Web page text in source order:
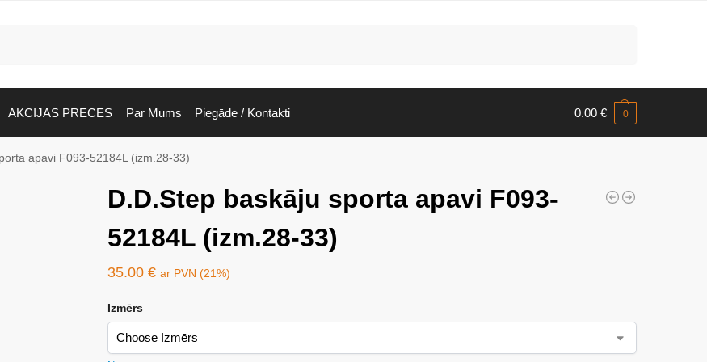
AKCIJAS PRECES Par Mums Piegāde / Kontakti 0.00 € 0
apavi F093-52184L (izm.28-33)
D.D.Step baskāju sporta apavi F093-
52184L (izm.28-33)
35.00 € ar PVN (21%)
Izmērs